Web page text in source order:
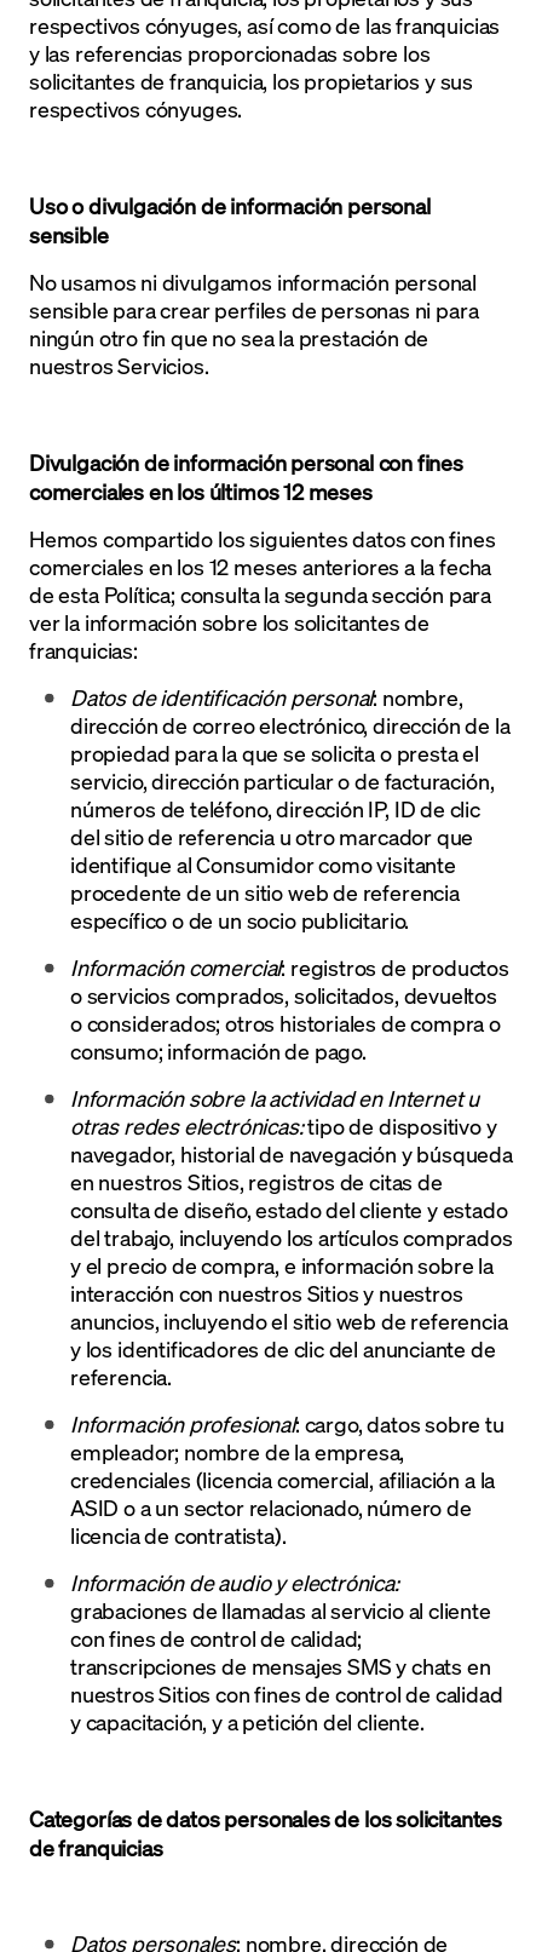
respectivos cónyuges, así como de las franquicias
y las referencias proporcionadas sobre los
solicitantes de franquicia, los propietarios y sus
respectivos cónyuges.
Uso o divulgación de información personal
sensible
No usamos ni divulgamos información personal
sensible para crear perfiles de personas ni para
ningún otro fin que no sea la prestación de
nuestros Servicios.
Divulgación de información personal con fines
comerciales en los últimos 12 meses
Hemos compartido los siguientes datos con fines
comerciales en los 12 meses anteriores a la fecha
de esta Política; consulta la segunda sección para
ver la información sobre los solicitantes de
franquicias:
Datos de identificación personal: nombre,
dirección de correo electrónico, dirección de la
propiedad para la que se solicita o presta el
servicio, dirección particular o de facturación,
números de teléfono, dirección IP, ID de clic
del sitio de referencia u otro marcador que
identifique al Consumidor como visitante
procedente de un sitio web de referencia
específico o de un socio publicitario.
Información comercial: registros de productos
o servicios comprados, solicitados, devueltos
o considerados; otros historiales de compra o
consumo; información de pago.
Información sobre la actividad en Internet u
otras redes electrónicas:tipo de dispositivo y
navegador, historial de navegación y búsqueda
en nuestros Sitios, registros de citas de
consulta de diseño, estado del cliente y estado
del trabajo, incluyendo los artículos comprados
y el precio de compra, e información sobre la
interacción con nuestros Sitios y nuestros
anuncios, incluyendo el sitio web de referencia
y los identificadores de clic del anunciante de
referencia.
Información profesional: cargo, datos sobre tu
empleador; nombre de la empresa,
credenciales (licencia comercial, afiliación a la
ASID o a un sector relacionado, número de
licencia de contratista).
Información de audio y electrónica:
grabaciones de llamadas al servicio al cliente
con fines de control de calidad;
transcripciones de mensajes SMS y chats en
nuestros Sitios con fines de control de calidad
y capacitación, y a petición del cliente.
Categorías de datos personales de los solicitantes
de franquicias
Datos personales: nombre, dirección de